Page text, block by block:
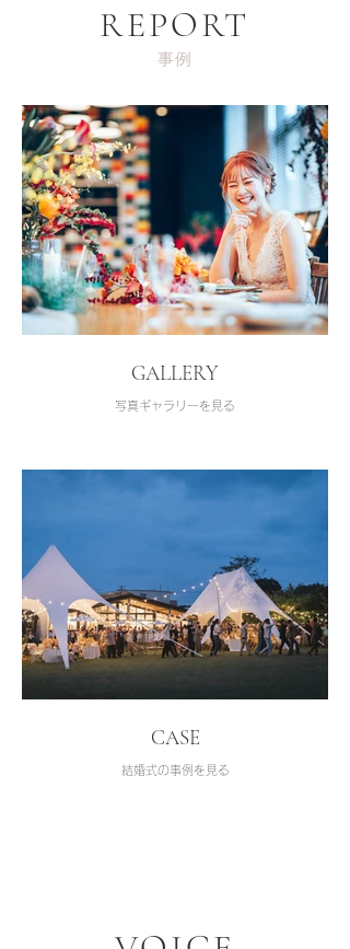
REPORT
事例
GALLERY
写真ギャラリーを見る
CASE
結婚式の事例を見る